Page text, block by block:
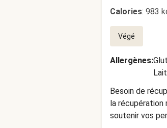
Calories: 983
Végé
Allergènes:
Besoin de
la récupération
soutenir vos